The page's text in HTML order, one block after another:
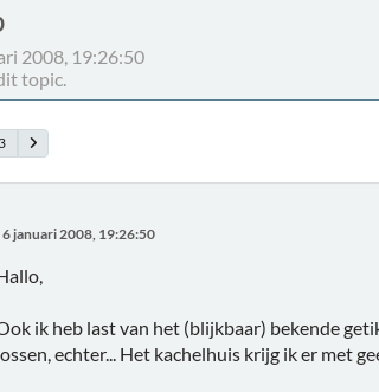
2008, 19:26:50
topic.
3
6 januari 2008, 19:26:50
ik heb last van het (blijkbaar) bekende
echter... Het kachelhuis krijg ik er met